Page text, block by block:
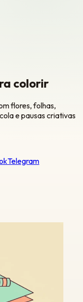
colorir
flores, folhas,
e pausas criativas
Telegram